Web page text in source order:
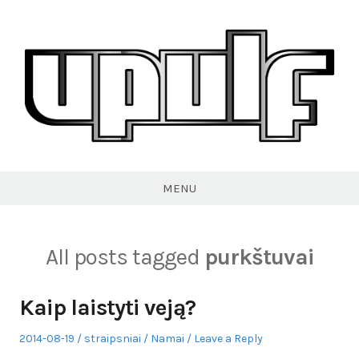
content
MENU
All posts tagged purkštuvai
Kaip laistyti veją?
Posted
2014-08-19 Author
straipsniai
Posted
Namai Leave a Reply